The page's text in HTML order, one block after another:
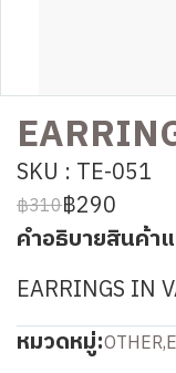
SKU : TE-051
฿310฿290
คำอธิบายสินค้า
EARRINGS IN
หมวดหมู่:OTHER,